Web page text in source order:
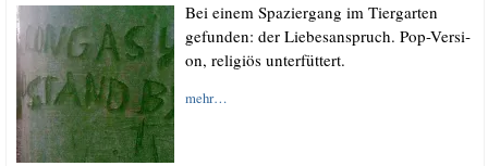
Bei einem Spa­zier­gang im Tier­gar­ten
gefun­den: der Lie­bes­an­spruch. Pop-Ver­si­
on, reli­gi­ös unterfüttert.
mehr…